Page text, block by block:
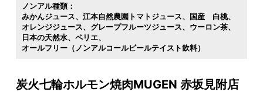
ノンアル種類：
みかんジュース
江本自然農園トマトジュース
国産 白桃
オレンジジュース
グレープフルーツジュース
ウーロン茶
日本の天然水
ペリエ
オールフリー（ノンアルコールビールテイスト飲料）
炭火七輪ホルモン焼肉MUGEN 赤坂見附店